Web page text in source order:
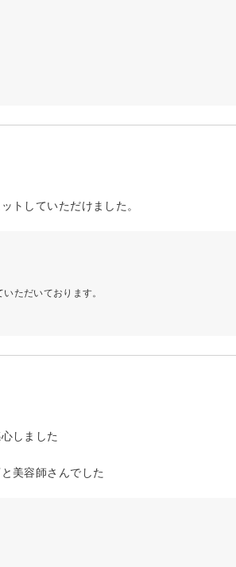
トしていただけました。
ただいております。
しました
美容師さんでした